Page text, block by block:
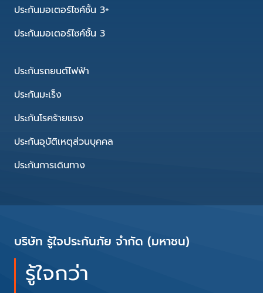
ประกันมอเตอร์ไซค์ชั้น 3+
ประกันมอเตอร์ไซค์ชั้น 3
ประกันรถยนต์ไฟฟ้า
ประกันมะเร็ง
ประกันโรคร้ายแรง
ประกันอุบัติเหตุส่วนบุคคล
ประกันการเดินทาง
บริษัท รู้ใจประกันภัย จำกัด (มหาชน)
รู้ใจกว่า